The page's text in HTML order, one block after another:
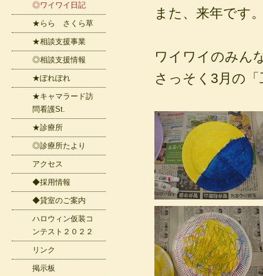
また、来年です
ワイワイのみん
さっそく3月の
◎ワイワイ日記
★らら さくら草
★相談支援事業
◎相談支援情報
★ぽれぽれ
★キャマラード訪
問看護St.
★診療所
◎診療所たより
アクセス
◆採用情報
◆貸室のご案内
ハロウィン仮装コ
ンテスト２０２２
リンク
掲示板